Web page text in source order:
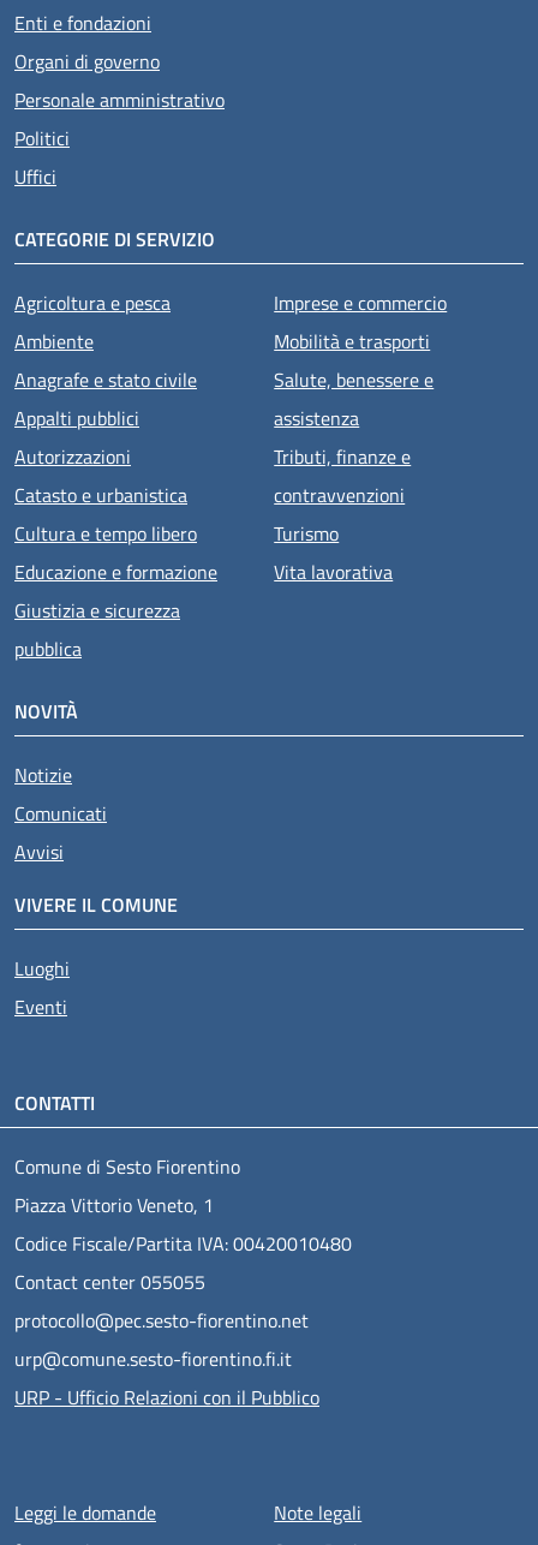
Enti e fondazioni
Organi di governo
Personale amministrativo
Politici
Uffici
CATEGORIE DI SERVIZIO
Agricoltura e pesca
Ambiente
Anagrafe e stato civile
Appalti pubblici
Autorizzazioni
Catasto e urbanistica
Cultura e tempo libero
Educazione e formazione
Giustizia e sicurezza
pubblica
Imprese e commercio
Mobilità e trasporti
Salute, benessere e
assistenza
Tributi, finanze e
contravvenzioni
Turismo
Vita lavorativa
NOVITÀ
Notizie
Comunicati
Avvisi
VIVERE IL COMUNE
Luoghi
Eventi
CONTATTI
Comune di Sesto Fiorentino
Piazza Vittorio Veneto, 1
Codice Fiscale/Partita IVA: 00420010480
Contact center 055055
protocollo@pec.sesto-fiorentino.net
urp@comune.sesto-fiorentino.fi.it
URP - Ufficio Relazioni con il Pubblico
Menu piè di pagina
Leggi le domande
Note legali